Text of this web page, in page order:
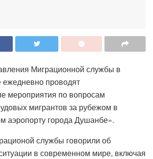
Миграционной службы в
проводят
мероприятия по вопросам
мигрантов за рубежом в
аэропорту города Душанбе».
службы говорили об
в современном мире, включая